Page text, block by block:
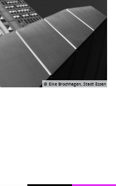
© Elke Brochhagen, Stadt Essen